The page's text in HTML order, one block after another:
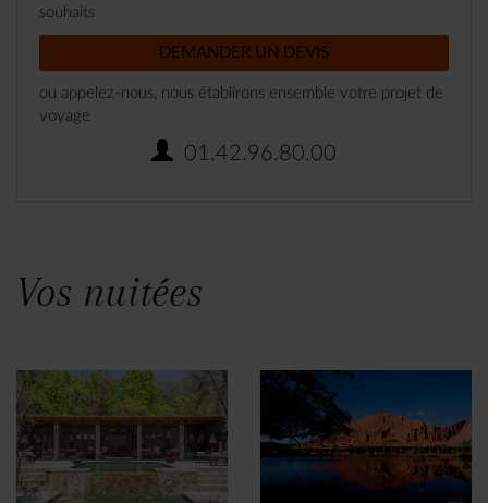
souhaits
DEMANDER UN DEVIS
ou appelez-nous, nous établirons ensemble votre projet de
voyage
01.42.96.80.00
Vos nuitées